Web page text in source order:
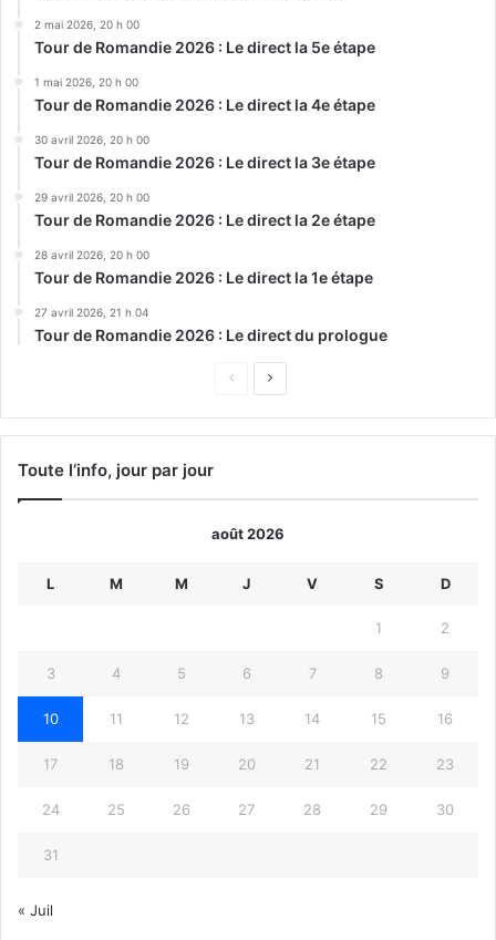
2 mai 2026, 20 h 00
Tour de Romandie 2026 : Le direct la 5e étape
1 mai 2026, 20 h 00
Tour de Romandie 2026 : Le direct la 4e étape
30 avril 2026, 20 h 00
Tour de Romandie 2026 : Le direct la 3e étape
29 avril 2026, 20 h 00
Tour de Romandie 2026 : Le direct la 2e étape
28 avril 2026, 20 h 00
Tour de Romandie 2026 : Le direct la 1e étape
27 avril 2026, 21 h 04
Tour de Romandie 2026 : Le direct du prologue
Page
Page
Toute l’info, jour par jour
août 2026
L M M J V S D
1 2
3 4 5 6 7 8 9
10 11 12 13 14 15 16
17 18 19 20 21 22 23
24 25 26 27 28 29 30
31
« Juil